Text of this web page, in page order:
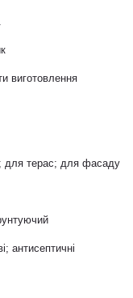
виготовлення
для терас; для фасаду
антисептичні